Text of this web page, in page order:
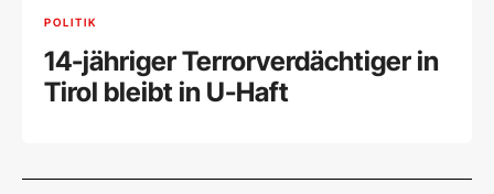
POLITIK
14-jähriger Terrorverdächtiger in
Tirol bleibt in U-Haft